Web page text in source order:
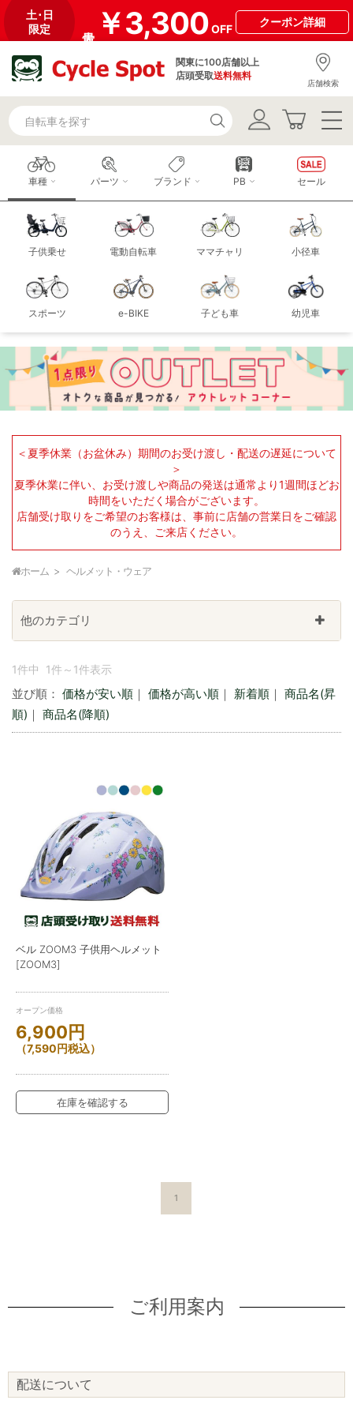
土･日
限定
￥3,300OFF
クーポン詳細
関東に100店舗以上
店頭受取送料無料
店舗検索
車種
子供乗せ 電動自転車 ママチャリ 小径車
スポーツ e-BIKE 子ども車 幼児車
パーツ ブランド PB セール
＜夏季休業（お盆休み）期間のお受け渡し・配送の遅延について
＞
夏季休業に伴い、お受け渡しや商品の発送は通常より1週間ほどお
時間をいただく場合がございます。
店舗受け取りをご希望のお客様は、事前に店舗の営業日をご確認
のうえ、ご来店ください。
ホーム ヘルメット・ウェア
1件中 1件～1件表示
並び順： 価格が安い順 ｜ 価格が高い順 ｜ 新着順 ｜ 商品名(昇
順) ｜ 商品名(降順)
ベル ZOOM3 子供用ヘルメット
[ZOOM3]
オープン価格
6,900円
（7,590円税込）
在庫を確認する
1
他のカテゴリ
ご利用案内
配送について